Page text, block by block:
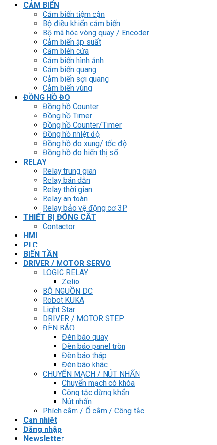
CẢM BIẾN
Cảm biến tiệm cận
Bộ điều khiển cảm biến
Bộ mã hóa vòng quay / Encoder
Cảm biến áp suất
Cảm biến cửa
Cảm biến hình ảnh
Cảm biến quang
Cảm biến sợi quang
Cảm biến vùng
ĐỒNG HỒ ĐO
Đồng hồ Counter
Đồng hồ Timer
Đồng hồ Counter/Timer
Đồng hồ nhiệt độ
Đồng hồ đo xung/ tốc độ
Đồng hồ đo hiển thị số
RELAY
Relay trung gian
Relay bán dẫn
Relay thời gian
Relay an toàn
Relay bảo vệ động cơ 3P
THIẾT BỊ ĐÓNG CẮT
Contactor
HMI
PLC
BIẾN TẦN
DRIVER / MOTOR SERVO
LOGIC RELAY
Zelio
BỘ NGUỒN DC
Robot KUKA
Light Star
DRIVER / MOTOR STEP
ĐÈN BÁO
Đèn báo quay
Đèn báo panel tròn
Đèn báo tháp
Đèn báo khác
CHUYỂN MẠCH / NÚT NHẤN
Chuyển mạch có khóa
Công tắc dừng khẩn
Nút nhấn
Phích cắm / Ổ cắm / Công tắc
Can nhiệt
Đăng nhập
Newsletter